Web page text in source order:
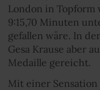
London in Topform
9:15,70 Minuten
gefallen wäre. In
Gesa Krause aber
Medaille gereicht.
Mit einer